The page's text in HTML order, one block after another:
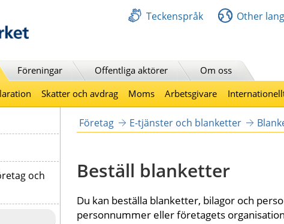
Teckenspråk Other
Föreningar Offentliga aktörer
Om oss
Skatter och avdrag Moms Arbetsgivare
och
Företag E-tjänster och blanketter
Beställ blanketter
Du kan beställa blanketter, bilagor och
personnummer eller företagets